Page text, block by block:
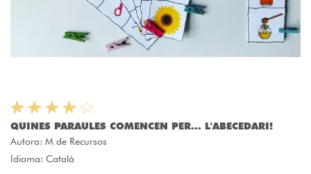
QUINES PARAULES COMENCEN PER... L'ABECEDARI!
Autora: M de Recursos
Idioma: Català